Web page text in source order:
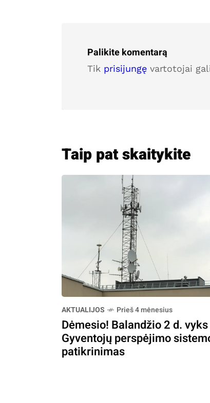
Palikite komentarą
Tik prisijungę vartotojai
Taip pat skaitykite
AKTUALIJOS Prieš 4 mėnesius
Dėmesio! Balandžio 2 d. vyks
Gyventojų perspėjimo
patikrinimas